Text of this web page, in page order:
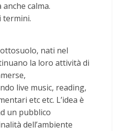
anche calma.
termini.
nati nel
la loro attività di
live music, reading,
etc etc. L’idea è
un pubblico
dell’ambiente